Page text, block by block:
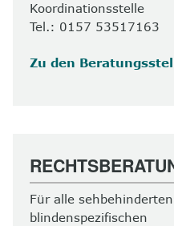
Koordinationsstelle
Tel.: 0157 53517163
Zu den
Für alle
blindenspezifischen